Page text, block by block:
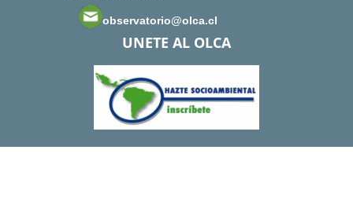
observatorio@olca.cl
UNETE AL OLCA